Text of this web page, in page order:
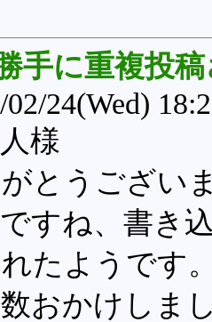
手に重複投
02/24(Wed)
様
とうござい
すね、書き
たようです
おかけしま